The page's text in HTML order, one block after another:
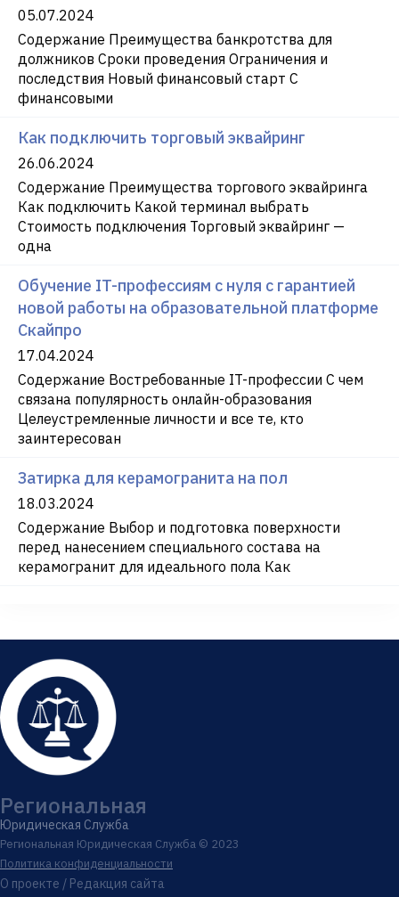
05.07.2024
Содержание Преимущества банкротства для
должников Сроки проведения Ограничения и
последствия Новый финансовый старт С
финансовыми
Как подключить торговый эквайринг
26.06.2024
Содержание Преимущества торгового эквайринга
Как подключить Какой терминал выбрать
Стоимость подключения Торговый эквайринг —
одна
Обучение IT-профессиям с нуля с гарантией
новой работы на образовательной платформе
Скайпро
17.04.2024
Содержание Востребованные IT-профессии С чем
связана популярность онлайн-образования
Целеустремленные личности и все те, кто
заинтересован
Затирка для керамогранита на пол
18.03.2024
Содержание Выбор и подготовка поверхности
перед нанесением специального состава на
керамогранит для идеального пола Как
Региональная
Юридическая Служба
Региональная Юридическая Служба © 2023
Политика конфиденциальности
О проекте / Редакция сайта